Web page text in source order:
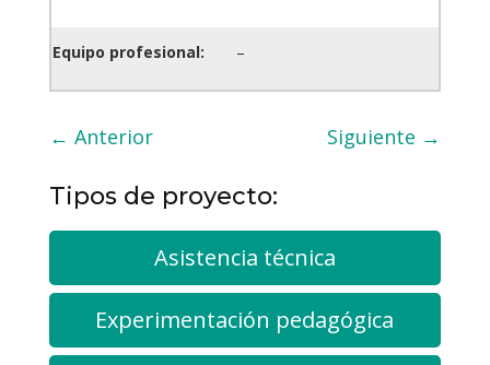
Equipo profesional: –
← Anterior Siguiente →
Tipos de proyecto:
Asistencia técnica
Experimentación pedagógica